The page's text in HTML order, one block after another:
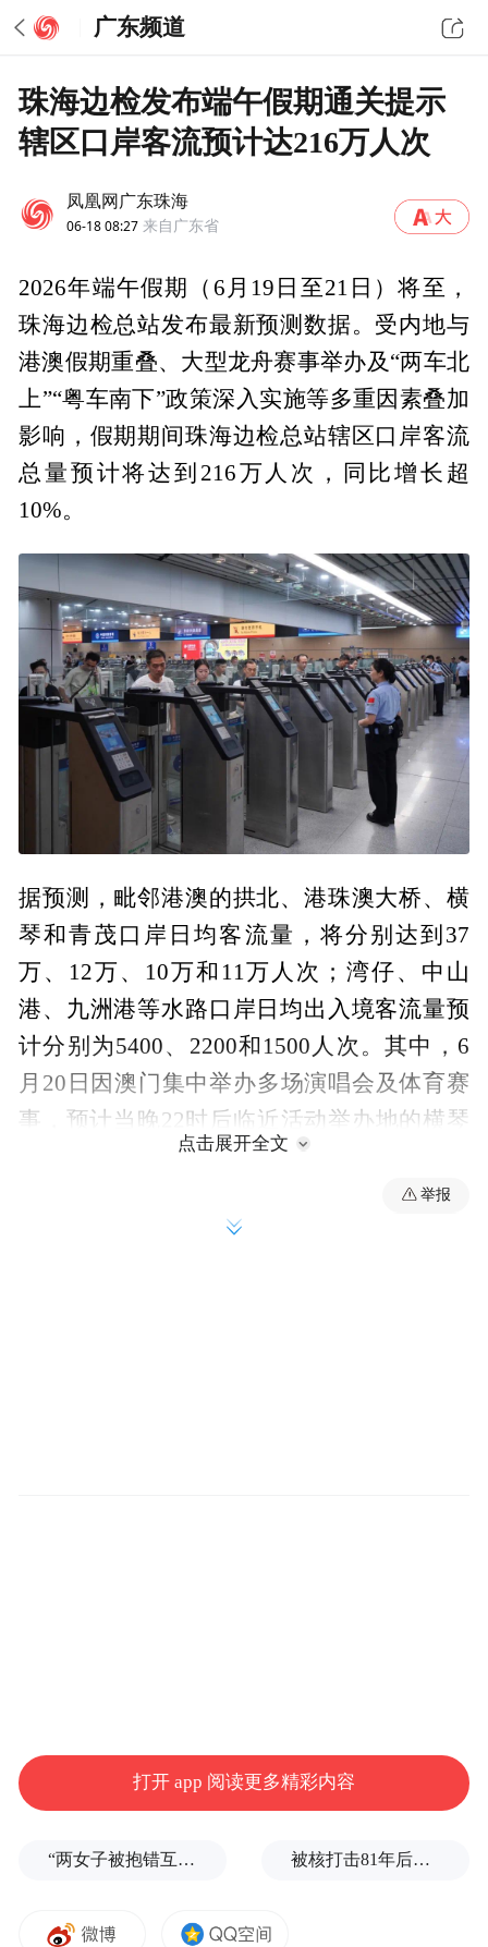
广东频道
珠海边检发布端午假期通关提示
辖区口岸客流预计达216万人次
凤凰网广东珠海
06-18 08:27 来自广东省
2026年端午假期（6月19日至21日）将至，
珠海边检总站发布最新预测数据。受内地与
港澳假期重叠、大型龙舟赛事举办及“两车北
上”“粤车南下”政策深入实施等多重因素叠加
影响，假期期间珠海边检总站辖区口岸客流
总量预计将达到216万人次，同比增长超
10%。
据预测，毗邻港澳的拱北、港珠澳大桥、横
琴和青茂口岸日均客流量，将分别达到37
万、12万、10万和11万人次；湾仔、中山
港、九洲港等水路口岸日均出入境客流量预
计分别为5400、2200和1500人次。其中，6
月20日因澳门集中举办多场演唱会及体育赛
事，预计当晚22时后临近活动举办地的横琴
口岸将迎来入境客流高峰。
单位及地方公安等部门的联勤联动，加强客
流车流动态监测，并根据实时情况提前加
间。
点击展开全文
举报
打开 app 阅读更多精彩内容
“两女子被抱错互换人生37年”一当事人沉默多日发声：我不是受益者 被核打击81年后，日本广岛废墟旁响起抗议声：拒绝拥核